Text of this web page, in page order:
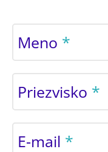
Meno
Priezvisko
E-mail